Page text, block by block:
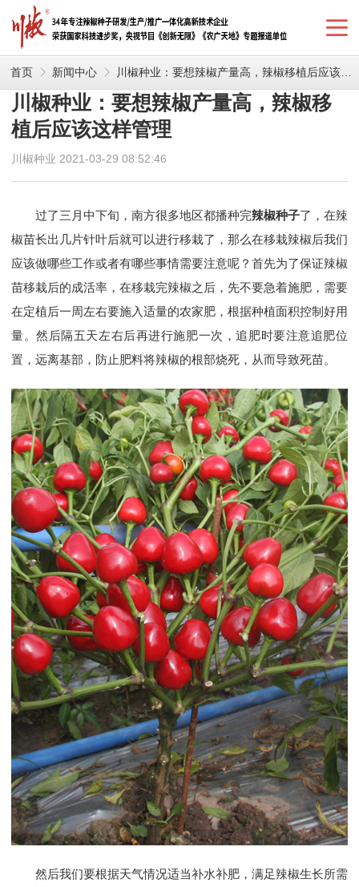
首页 新闻中心 川椒种业：要想辣椒产量高，辣椒移植后应该这样管理
川椒种业：要想辣椒产量高，辣椒移
植后应该这样管理
川椒种业 2021-03-29 08:52:46
过了三月中下旬，南方很多地区都播种完辣椒种子了，在辣
椒苗长出几片针叶后就可以进行移栽了，那么在移栽辣椒后我们
应该做哪些工作或者有哪些事情需要注意呢？首先为了保证辣椒
苗移栽后的成活率，在移栽完辣椒之后，先不要急着施肥，需要
在定植后一周左右要施入适量的农家肥，根据种植面积控制好用
量。然后隔五天左右后再进行施肥一次，追肥时要注意追肥位
置，远离基部，防止肥料将辣椒的根部烧死，从而导致死苗。
然后我们要根据天气情况适当补水补肥，满足辣椒生长所需